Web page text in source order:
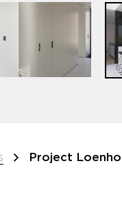
Project